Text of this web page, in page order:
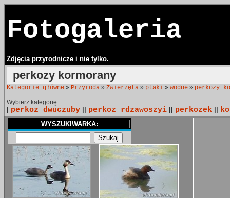
Fotogaleria
Zdjęcia przyrodnicze i nie tylko.
perkozy kormorany
Kategorie główne » Przyroda » Zwierzęta » ptaki » wodne » perkozy
Wybierz kategorię:
perkoz dwuczuby perkoz rdzawoszyi perkozek
WYSZUKIWARKA: